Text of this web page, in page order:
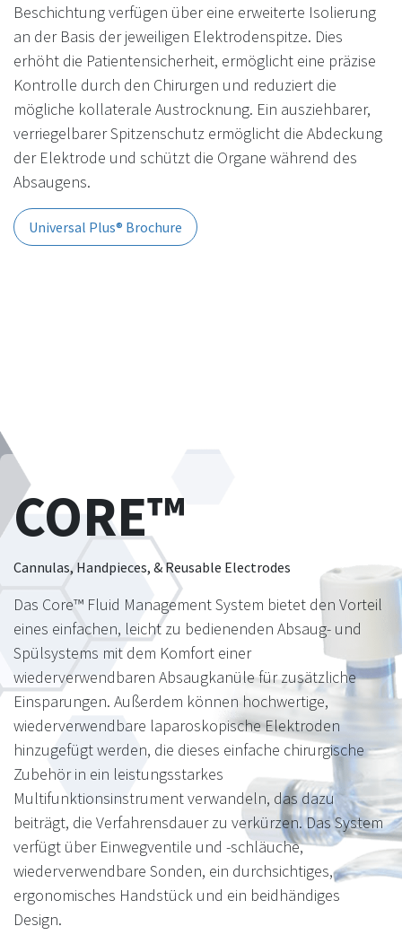
Beschichtung verfügen über eine erweiterte Isolierung
an der Basis der jeweiligen Elektrodenspitze. Dies
erhöht die Patientensicherheit, ermöglicht eine präzise
Kontrolle durch den Chirurgen und reduziert die
mögliche kollaterale Austrocknung. Ein ausziehbarer,
verriegelbarer Spitzenschutz ermöglicht die Abdeckung
der Elektrode und schützt die Organe während des
Absaugens.
Universal Plus® Brochure
CORE™
Cannulas, Handpieces, & Reusable Electrodes
Das Core™ Fluid Management System bietet den Vorteil
eines einfachen, leicht zu bedienenden Absaug- und
Spülsystems mit dem Komfort einer
wiederverwendbaren Absaugkanüle für zusätzliche
Einsparungen. Außerdem können hochwertige,
wiederverwendbare laparoskopische Elektroden
hinzugefügt werden, die dieses einfache chirurgische
Zubehör in ein leistungsstarkes
Multifunktionsinstrument verwandeln, das dazu
beiträgt, die Verfahrensdauer zu verkürzen. Das System
verfügt über Einwegventile und -schläuche,
wiederverwendbare Sonden, ein durchsichtiges,
ergonomisches Handstück und ein beidhändiges
Design.